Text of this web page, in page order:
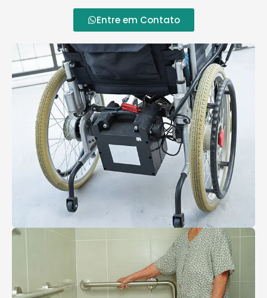
Entre em Contato